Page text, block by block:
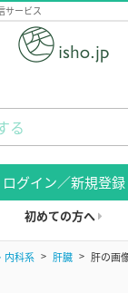
サービス
ログイン／新規登録
初めての方へ
内科系 肝臓 肝の画